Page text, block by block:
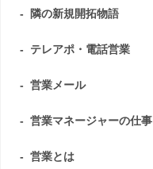
- 隣の新規開拓物語
- テレアポ・電話営業
- 営業メール
- 営業マネージャーの仕
- 営業とは